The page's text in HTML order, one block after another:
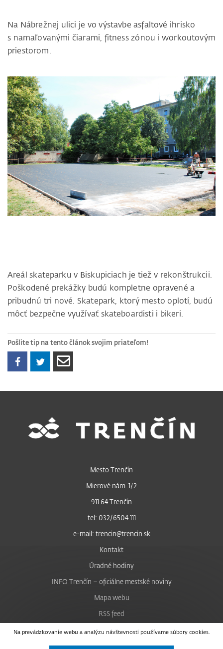
Na Nábrežnej ulici je vo výstavbe asfaltové ihrisko
s namaľovanými čiarami, fitness zónou i workoutovým
priestorom.
Areál skateparku v Biskupiciach je tiež v rekonštrukcii.
Poškodené prekážky budú kompletne opravené a
pribudnú tri nové. Skatepark, ktorý mesto oplotí, budú
môcť bezpečne využívať skateboardisti i bikeri.
Pošlite tip na tento článok svojim priateľom!
Na prevádzkovanie webu a analýzu návštevnosti používame súbory cookies.
Mesto Trenčín
Mierové nám. 1/2
911 64 Trenčín
tel: 032/6504 111
e-mail: trencin@trencin.sk
Kontakt
Úradné hodiny
INFO Trenčín – oficiálne mestské noviny
Mapa webu
RSS feed
Nastavenie cookies
Facebook